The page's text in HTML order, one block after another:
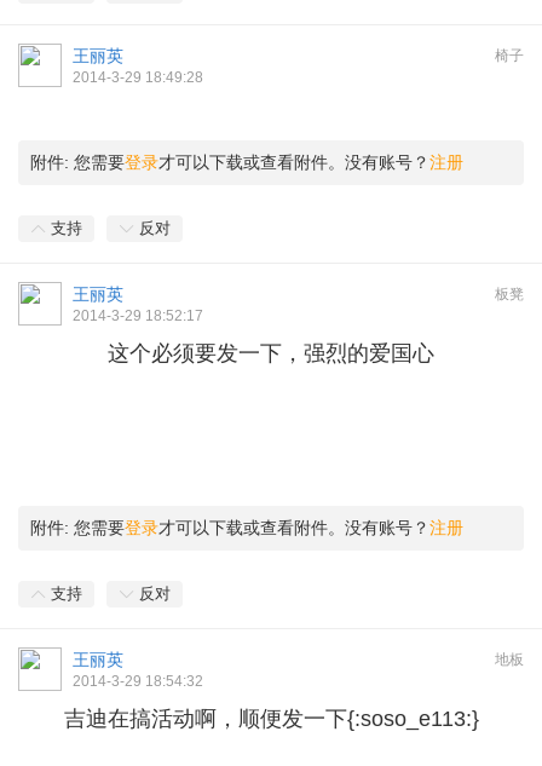
椅子
王丽英
2014-3-29 18:49:28
附件: 您需要登录才可以下载或查看附件。没有账号？注册
支持 反对
板凳
王丽英
2014-3-29 18:52:17
这个必须要发一下，强烈的爱国心
附件: 您需要登录才可以下载或查看附件。没有账号？注册
支持 反对
地板
王丽英
2014-3-29 18:54:32
吉迪在搞活动啊，顺便发一下{:soso_e113:}